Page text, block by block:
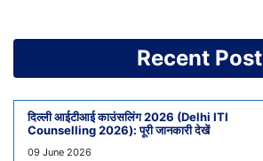
Recent Post
दिल्ली आईटीआई काउंसलिंग 2026 (Delhi ITI
Counselling 2026): पूरी जानकारी देखें
09 June 2026